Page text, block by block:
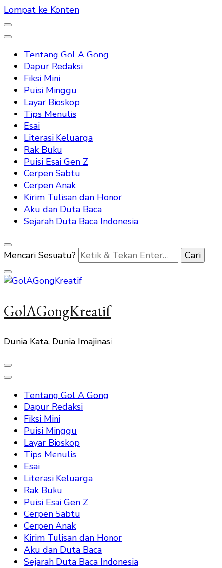
Lompat ke Konten
Tentang Gol A Gong
Dapur Redaksi
Fiksi Mini
Puisi Minggu
Layar Bioskop
Tips Menulis
Esai
Literasi Keluarga
Rak Buku
Puisi Esai Gen Z
Cerpen Sabtu
Cerpen Anak
Kirim Tulisan dan Honor
Aku dan Duta Baca
Sejarah Duta Baca Indonesia
Mencari Sesuatu?
GolAGongKreatif
Dunia Kata, Dunia Imajinasi
Tentang Gol A Gong
Dapur Redaksi
Fiksi Mini
Puisi Minggu
Layar Bioskop
Tips Menulis
Esai
Literasi Keluarga
Rak Buku
Puisi Esai Gen Z
Cerpen Sabtu
Cerpen Anak
Kirim Tulisan dan Honor
Aku dan Duta Baca
Sejarah Duta Baca Indonesia